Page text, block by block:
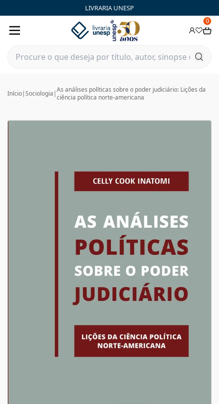
LIVRARIA UNESP
0
Início|Sociologia |As análises políticas sobre o poder judiciário: Lições da
ciência política norte-americana